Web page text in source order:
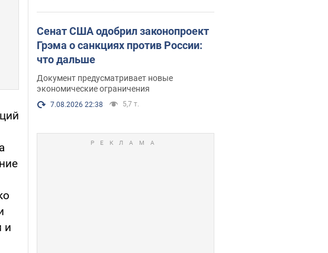
и
Сенат США одобрил законопроект
Грэма о санкциях против России:
что дальше
Документ предусматривает новые
экономические ограничения
7.08.2026 22:38 5,7 т.